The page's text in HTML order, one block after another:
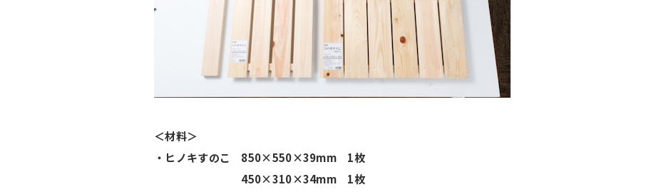
＜材料＞
・ヒノキすのこ 850×550×39mm 1枚
450×310×34mm 1枚